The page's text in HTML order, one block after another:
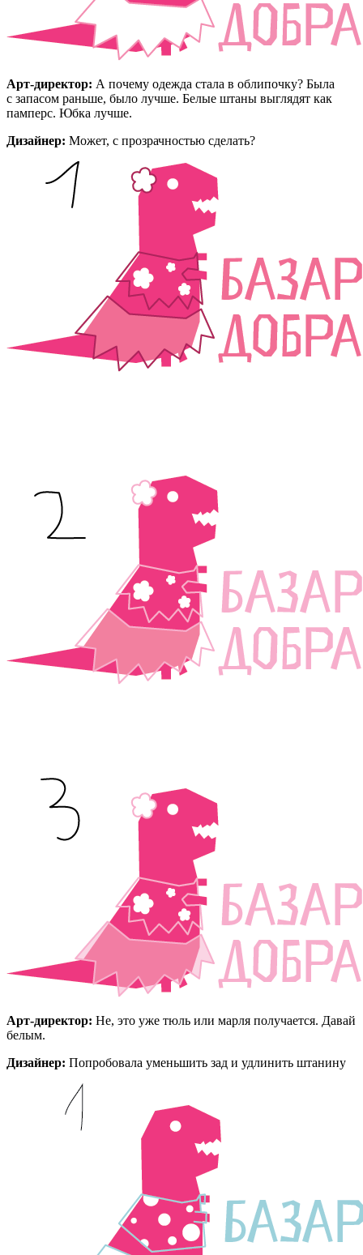
Арт-директор: А почему одежда стала в облипочку? Была
с запасом раньше, было лучше. Белые штаны выглядят как
памперс. Юбка лучше.
Дизайнер: Может, с прозрачностью сделать?
Арт-директор: Не, это уже тюль или марля получается. Давай
белым.
Дизайнер: Попробовала уменьшить зад и удлинить штанину